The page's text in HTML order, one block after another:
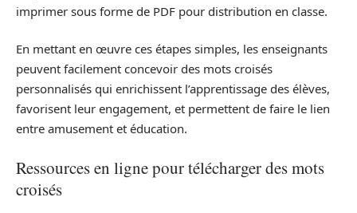
imprimer sous forme de PDF pour distribution en classe.
En mettant en œuvre ces étapes simples, les enseignants
peuvent facilement concevoir des mots croisés
personnalisés qui enrichissent l’apprentissage des élèves,
favorisent leur engagement, et permettent de faire le lien
entre amusement et éducation.
Ressources en ligne pour télécharger des mots
croisés